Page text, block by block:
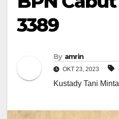
3389
By amrin
OKT 23, 2023
Kustady Tani